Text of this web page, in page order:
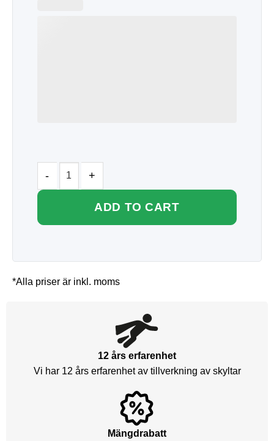
ADD TO CART
*Alla priser är inkl. moms
12 års erfarenhet
Vi har 12 års erfarenhet av tillverkning av skyltar
Mängdrabatt